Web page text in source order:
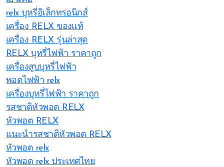
relx บุหรี่อิเล็กทรอนิกส์
เครื่อง RELX ของแท้
เครื่อง RELX รุ่นล่าสุด
RELX บุหรี่ไฟฟ้า ราคาถูก
เครื่องสูบบุหรี่ไฟฟ้า
พอตไฟฟ้า relx
เครื่องบุหรี่ไฟฟ้า ราคาถูก
รสชาติหัวพอต RELX
หัวพอต RELX
แนะนำรสชาติหัวพอต RELX
หัวพอต relx
หัวพอต relx ประเทศไทย